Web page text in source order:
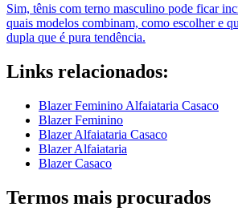
Sim, tênis com terno masculino pode ficar
quais modelos combinam, como escolher e
dupla que é pura tendência.
Links relacionados:
Blazer Feminino Alfaiataria Casaco
Blazer Feminino
Blazer Alfaiataria Casaco
Blazer Alfaiataria
Blazer Casaco
Termos mais procurados